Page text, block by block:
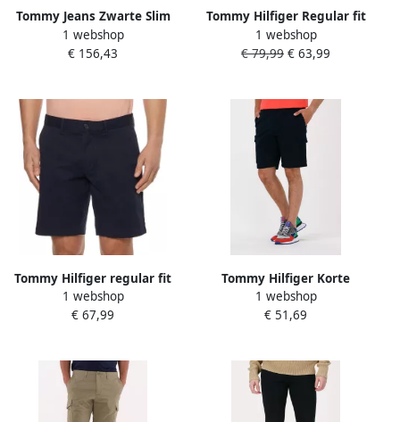
Tommy Jeans Zwarte Slim
Fit Jeans Austin Slim Tprd
Df7182
1 webshop
€ 156,43
Tommy Hilfiger Regular fit
korte broek met
ceintuurlussen model
1 webshop
€ 79,99 € 63,99
Tommy Hilfiger regular fit
short BROOKLYN 1985 met
biologisch katoen desert
1 webshop
€ 67,99
Tommy Hilfiger Korte
cargobroek met opgestikte
zakken model 'HARLEM'
1 webshop
€ 51,69